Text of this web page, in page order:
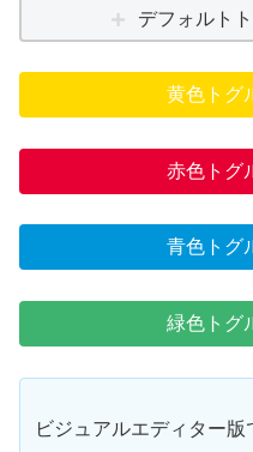
デフォルト
黄色トグ
赤色トグ
青色トグ
緑色トグ
ビジュアルエディター